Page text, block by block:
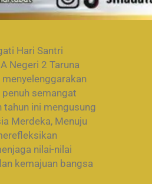
Hari Santri
Negeri 2 Taruna
semangat
tahun ini mengusung
Merdeka, Menuju
nilai-nilai
kemajuan bangsa